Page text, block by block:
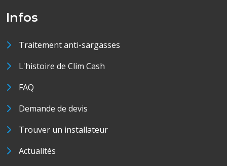
Infos
Traitement anti-sargasses
L'histoire de Clim Cash
FAQ
Demande de devis
Trouver un installateur
Actualités